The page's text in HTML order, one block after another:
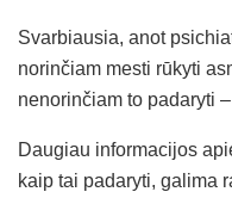
Svarbiausia, anot
norinčiam mesti rūkyti
nenorinčiam to padaryti
Daugiau informacijos
kaip tai padaryti, galima